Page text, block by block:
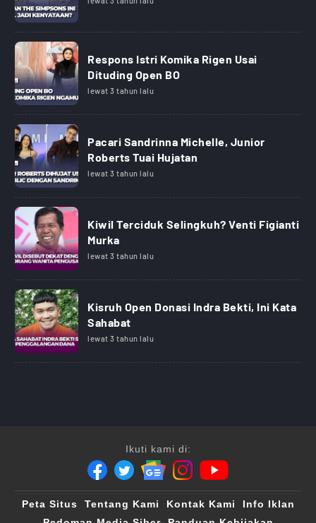
Respons Istri Komika Rigen Usai
Dituding Open BO
lewat 3 tahun lalu
Pacari Sandrinna Michelle, Junior
Roberts Tuai Hujatan
lewat 3 tahun lalu
Kiwil Terciduk Selingkuh? Venti Figianti
Murka
lewat 3 tahun lalu
Kisruh Open Donasi Indra Bekti, Ini Kata
Sahabat
lewat 3 tahun lalu
Ikuti kami di:
Peta Situs Tentang Kami Kontak Kami
Info Iklan